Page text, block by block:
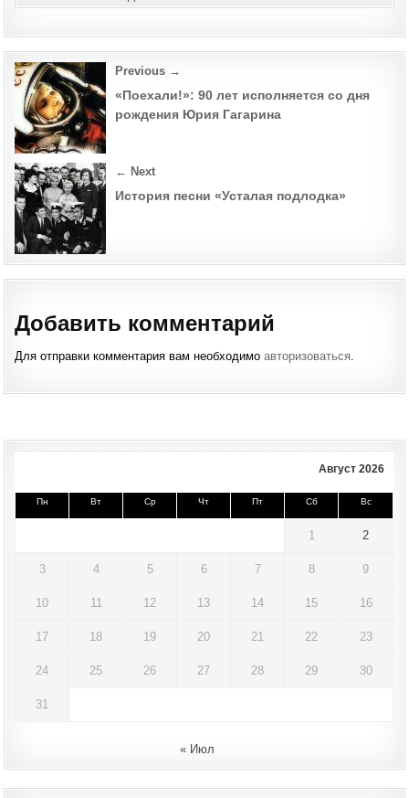
Post
navigation
Previous →
«Поехали!»: 90 лет исполняется со дня
рождения Юрия Гагарина
← Next
История песни «Усталая подлодка»
Добавить комментарий
Для отправки комментария вам необходимоавторизоваться.
Август 2026
Пн Вт Ср Чт Пт Сб Вс
1 2
3 4 5 6 7 8 9
10 11 12 13 14 15 16
17 18 19 20 21 22 23
24 25 26 27 28 29 30
31
« Июл